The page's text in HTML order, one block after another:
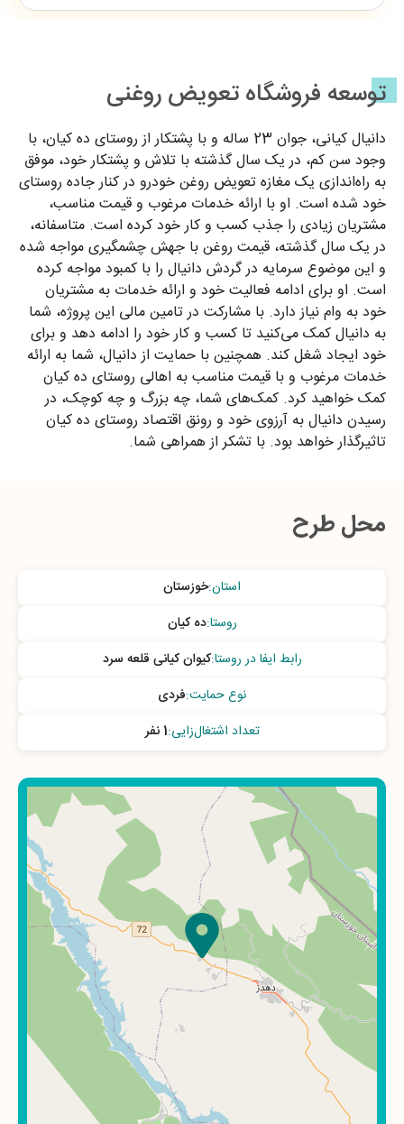
توسعه فروشگاه تعویض روغنی
دانیال کیانی، جوان 23 ساله و با پشتکار از روستای ده کیان، با
وجود سن کم، در یک سال گذشته با تلاش و پشتکار خود، موفق
به راه‌اندازی یک مغازه تعویض روغن خودرو در کنار جاده روستای
خود شده است. او با ارائه خدمات مرغوب و قیمت مناسب،
مشتریان زیادی را جذب کسب و کار خود کرده است. متاسفانه،
در یک سال گذشته، قیمت روغن با جهش چشمگیری مواجه شده
و این موضوع سرمایه در گردش دانیال را با کمبود مواجه کرده
است. او برای ادامه فعالیت خود و ارائه خدمات به مشتریان
خود به وام نیاز دارد. با مشارکت در تامین مالی این پروژه، شما
به دانیال کمک می‌کنید تا کسب و کار خود را ادامه دهد و برای
خود ایجاد شغل کند. همچنین با حمایت از دانیال، شما به ارائه
خدمات مرغوب و با قیمت مناسب به اهالی روستای ده کیان
کمک خواهید کرد. کمک‌های شما، چه بزرگ و چه کوچک، در
رسیدن دانیال به آرزوی خود و رونق اقتصاد روستای ده کیان
تاثیرگذار خواهد بود. با تشکر از همراهی شما.
محل طرح
استان:خوزستان
روستا:ده کیان
رابط ایفا در روستا:کیوان کیانی قلعه سرد
نوع حمایت:فردی
تعداد اشتغال‌زایی:1 نفر